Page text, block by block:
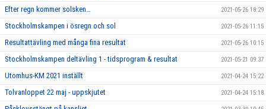
Efter regn kommer solsken… 2021-05-26 18:29
Stockholmskampen i ösregn och sol 2021-05-26 11:15
Resultattävling med många fina resultat 2021-05-26 10:15
Stockholmskampen deltävling 1 - tidsprogram & resultat 2021-05-21 09:37
Utomhus-KM 2021 inställt 2021-04-24 15:22
Tolvanloppet 22 maj - uppskjutet 2021-04-24 15:18